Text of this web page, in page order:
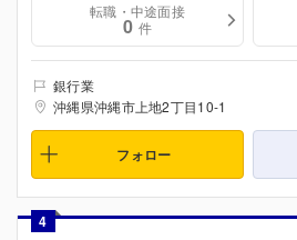
転職・中途面接
0 件
銀行業
沖縄県沖縄市上地2丁目10-1
フォロー
4